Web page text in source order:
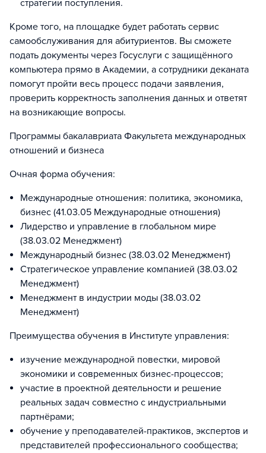
стратегии поступления.
Кроме того, на площадке будет работать сервис
самообслуживания для абитуриентов. Вы сможете
подать документы через Госуслуги с защищённого
компьютера прямо в Академии, а сотрудники деканата
помогут пройти весь процесс подачи заявления,
проверить корректность заполнения данных и ответят
на возникающие вопросы.
Программы бакалавриата Факультета международных
отношений и бизнеса
Очная форма обучения:
Международные отношения: политика, экономика,
бизнес (41.03.05 Международные отношения)
Лидерство и управление в глобальном мире
(38.03.02 Менеджмент)
Международный бизнес (38.03.02 Менеджмент)
Стратегическое управление компанией (38.03.02
Менеджмент)
Менеджмент в индустрии моды (38.03.02
Менеджмент)
Преимущества обучения в Институте управления:
изучение международной повестки, мировой
экономики и современных бизнес-процессов;
участие в проектной деятельности и решение
реальных задач совместно с индустриальными
партнёрами;
обучение у преподавателей-практиков, экспертов и
представителей профессионального сообщества;